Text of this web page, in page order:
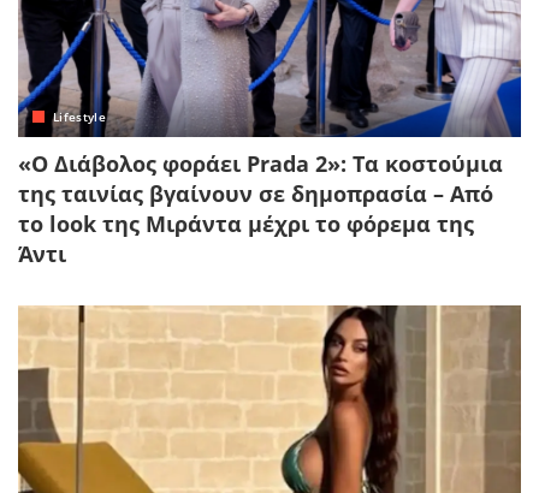
Lifestyle
«Ο Διάβολος φοράει Prada 2»: Τα κοστούμια
της ταινίας βγαίνουν σε δημοπρασία – Από
το look της Μιράντα μέχρι το φόρεμα της
Άντι